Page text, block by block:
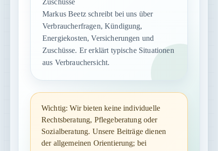
Zuschüsse
Markus Beetz schreibt bei uns über
Verbraucherfragen, Kündigung,
Energiekosten, Versicherungen und
Zuschüsse. Er erklärt typische Situationen
aus Verbrauchersicht.
Wichtig: Wir bieten keine individuelle
Rechtsberatung, Pflegeberatung oder
Sozialberatung. Unsere Beiträge dienen
der allgemeinen Orientierung; bei